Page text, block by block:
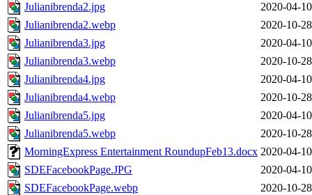
Julianibrenda2.jpg
2020-04-
Julianibrenda2.webp
2020-10-
Julianibrenda3.jpg
2020-04-
Julianibrenda3.webp
2020-10-
Julianibrenda4.jpg
2020-04-
Julianibrenda4.webp
2020-10-
Julianibrenda5.jpg
2020-04-
Julianibrenda5.webp
2020-10-
MorningExpress Entertainment RoundupFeb13.docx 2020-04-
SDEFacebookPage.JPG
2020-04-
SDEFacebookPage.webp
2020-10-